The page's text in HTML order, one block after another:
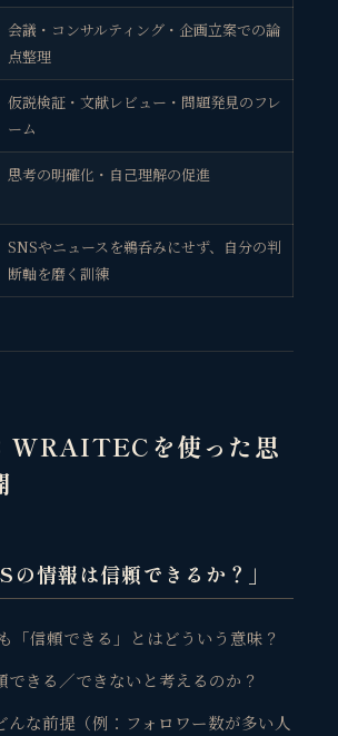
会議・コンサルティング・企画立案での論
点整理
仮説検証・文献レビュー・問題発見のフレ
ーム
思考の明確化・自己理解の促進
SNSやニュースを鵜呑みにせず、自分の判
断軸を磨く訓練
WRAITECを使った思
の情報は信頼できるか？」
「信頼できる」とはどういう意味？
できる／できないと考えるのか？
んな前提（例：フォロワー数が多い人